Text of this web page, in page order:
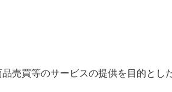
売買等のサービスの提供を目的と